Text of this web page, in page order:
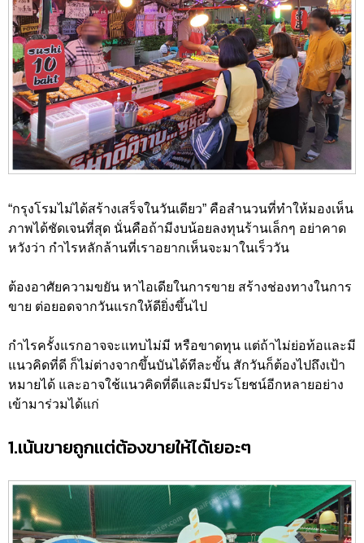
“กรุงโรมไม่ได้สร้างเสร็จในวันเดียว” คือสำนวนที่ทำให้มองเห็น
ภาพได้ชัดเจนที่สุด นั่นคือถ้ามีงบน้อยลงทุนร้านเล็กๆ อย่าคาด
หวังว่า กำไรหลักล้านที่เราอยากเห็นจะมาในเร็ววัน
ต้องอาศัยความขยัน หาไอเดียในการขาย สร้างช่องทางในการ
ขาย ต่อยอดจากวันแรกให้ดียิ่งขึ้นไป
กำไรครั้งแรกอาจจะแทบไม่มี หรือขาดทุน แต่ถ้าไม่ย่อท้อและมี
แนวคิดที่ดี ก็ไม่ต่างจากขึ้นบันได้ทีละขั้น สักวันก็ต้องไปถึงเป้า
หมายได้ และอาจใช้แนวคิดที่ดีและมีประโยชน์อีกหลายอย่าง
เข้ามาร่วมได้แก่
1.เน้นขายถูกแต่ต้องขายให้ได้เยอะๆ